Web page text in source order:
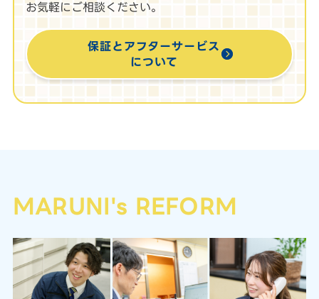
お気軽にご相談ください。
保証とアフターサービス
について
MARUNI's REFORM